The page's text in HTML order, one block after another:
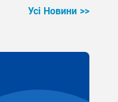
Усі Новини >>